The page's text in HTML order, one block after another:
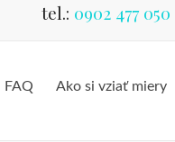
tel.: 0902 477 050
FAQ Ako si vziať miery